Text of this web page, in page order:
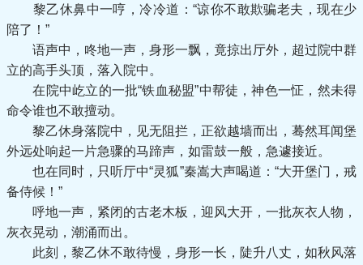
黎乙休鼻中一哼，冷冷道：“谅你不敢欺骗老夫，现在少
陪了！”
语声中，咚地一声，身形一飘，竟掠出厅外，超过院中群
立的高手头顶，落入院中。
在院中屹立的一批“铁血秘盟”中帮徒，神色一怔，然未得
命令谁也不敢擅动。
黎乙休身落院中，见无阻拦，正欲越墙而出，蓦然耳闻堡
外远处响起一片急骤的马蹄声，如雷鼓一般，急遽接近。
也在同时，只听厅中“灵狐”秦嵩大声喝道：“大开堡门，戒
备侍候！”
呼地一声，紧闭的古老木板，迎风大开，一批灰衣人物，
灰衣晃动，潮涌而出。
此刻，黎乙休不敢待慢，身形一长，陡升八丈，如秋风落